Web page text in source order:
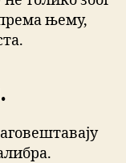
њему,